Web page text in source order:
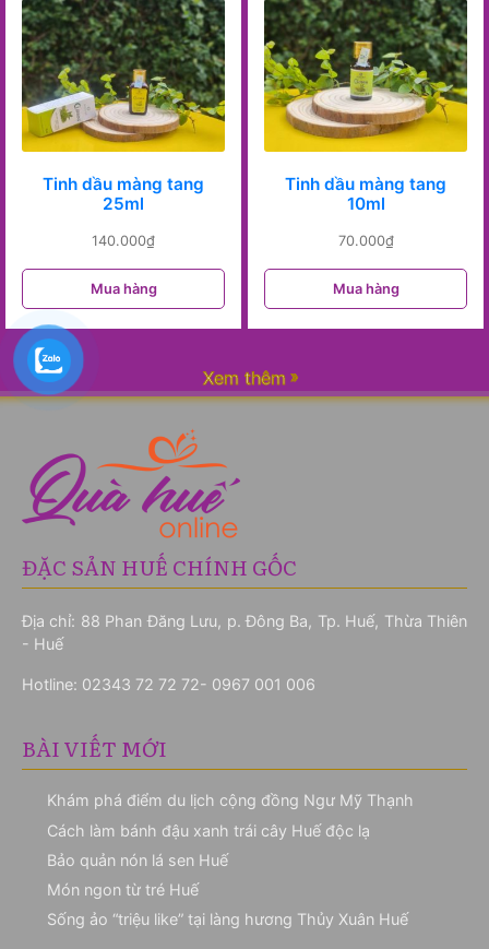
Tinh dầu màng tang
25ml
140.000₫
Mua hàng
Tinh dầu màng tang
10ml
70.000₫
Mua hàng
Xem thêm
ĐẶC SẢN HUẾ CHÍNH GỐC
Địa chỉ: 88 Phan Đăng Lưu, p. Đông Ba, Tp. Huế, Thừa Thiên
- Huế
Hotline: 02343 72 72 72- 0967 001 006
BÀI VIẾT MỚI
Khám phá điểm du lịch cộng đồng Ngư Mỹ Thạnh
Cách làm bánh đậu xanh trái cây Huế độc lạ
Bảo quản nón lá sen Huế
Món ngon từ tré Huế
Sống ảo “triệu like” tại làng hương Thủy Xuân Huế